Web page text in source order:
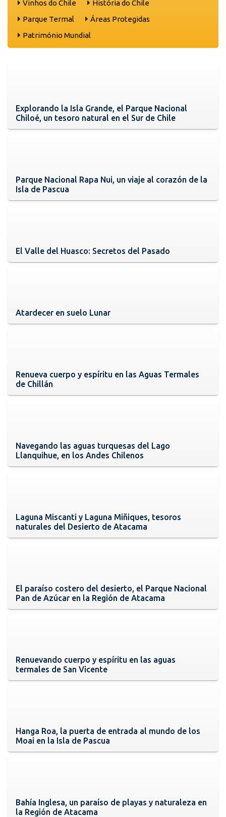
Vinhos do Chile
História do Chile
Parque Termal
Áreas Protegidas
Património Mundial
Explorando la Isla Grande, el Parque Nacional
Chiloé, un tesoro natural en el Sur de Chile
Parque Nacional Rapa Nui, un viaje al corazón de la
Isla de Pascua
El Valle del Huasco: Secretos del Pasado
Atardecer en suelo Lunar
Renueva cuerpo y espíritu en las Aguas Termales
de Chillán
Navegando las aguas turquesas del Lago
Llanquihue, en los Andes Chilenos
Laguna Miscanti y Laguna Miñiques, tesoros
naturales del Desierto de Atacama
El paraíso costero del desierto, el Parque Nacional
Pan de Azúcar en la Región de Atacama
Renuevando cuerpo y espíritu en las aguas
termales de San Vicente
Hanga Roa, la puerta de entrada al mundo de los
Moai en la Isla de Pascua
Bahía Inglesa, un paraíso de playas y naturaleza en
la Región de Atacama